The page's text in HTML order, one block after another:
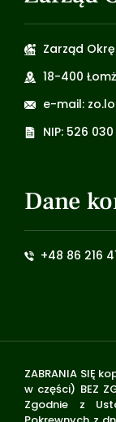
Zarząd
18-400
e-mail:
NIP: 526
Dane
+48 86 216
ZABRANIA SIĘ
w części) BEZ
Zgodnie z